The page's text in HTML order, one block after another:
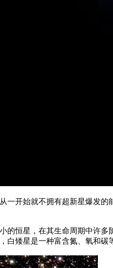
开始就不拥有超新星爆发的
恒星，在其生命周期中许
矮星是一种富含氮、氧和